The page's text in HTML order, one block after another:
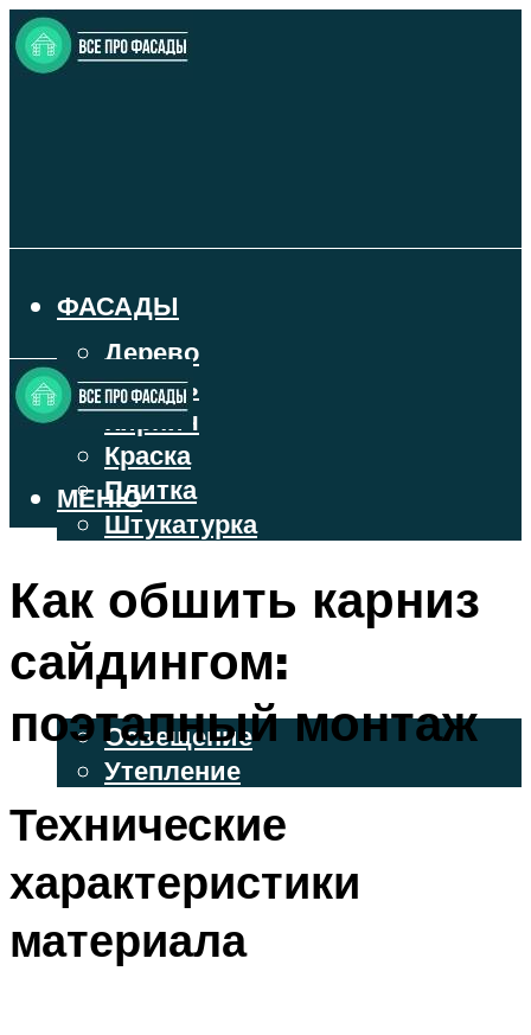
ФАСАДЫ
Дерево
Камень
Кирпич
Краска
Плитка
Штукатурка
ОСВЕЩЕНИЕ И УТЕПЛЕНИЕ
Освещение
Утепление
ДЕКОР
МЕНЮ
МЕНЮ
Как обшить карниз
сайдингом:
поэтапный монтаж
Технические
характеристики
материала